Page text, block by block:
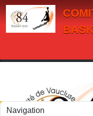
Panneau de gestion des